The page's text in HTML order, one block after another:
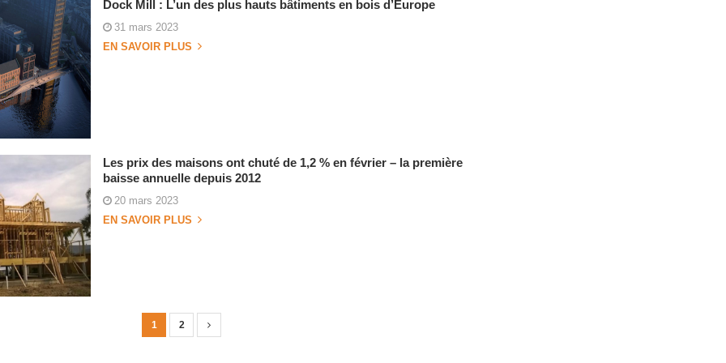
Dock Mill : L’un des plus hauts bâtiments en bois d’Europe
31 mars 2023
EN SAVOIR PLUS
Les prix des maisons ont chuté de 1,2 % en février – la première
baisse annuelle depuis 2012
20 mars 2023
EN SAVOIR PLUS
1 2